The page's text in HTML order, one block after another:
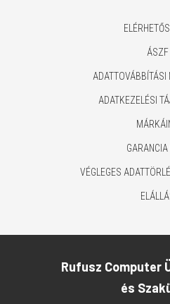
ÁSZF
ADATTOVÁBBÍTÁSI
ADATKEZELÉSI
GARANCIA
VÉGLEGES
Rufusz Computer
és